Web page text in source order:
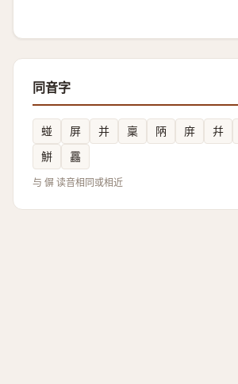
同音字
䗒 屏 并 稟 陃 庰 幷
鮩
靐
与 偋 读音相同或相近